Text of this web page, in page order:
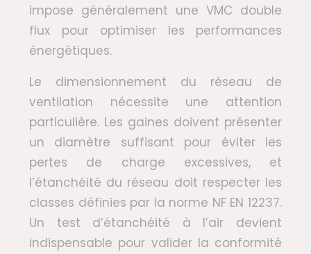
impose généralement une VMC double
flux pour optimiser les performances
énergétiques.
Le dimensionnement du réseau de
ventilation nécessite une attention
particulière. Les gaines doivent présenter
un diamètre suffisant pour éviter les
pertes de charge excessives, et
l’étanchéité du réseau doit respecter les
classes définies par la norme NF EN 12237.
Un test d’étanchéité à l’air devient
indispensable pour valider la conformité